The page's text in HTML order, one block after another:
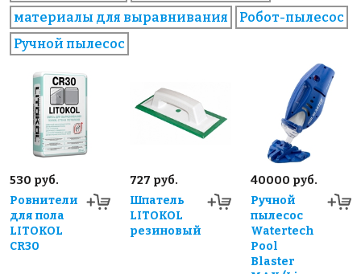
материалы для выравнивания
Робот-пылесос
Ручной пылесос
530 руб.
Ровнители
для пола
LITOKOL
CR30
727 руб.
Шпатель
LITOKOL
резиновый
40000 руб.
Ручной
пылесос
Watertech
Pool
Blaster